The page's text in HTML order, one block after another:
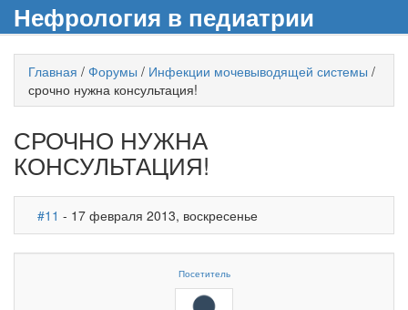
Нефрология в педиатрии
Главная / Форумы / Инфекции мочевыводящей системы /
срочно нужна консультация!
СРОЧНО НУЖНА
КОНСУЛЬТАЦИЯ!
#11 - 17 февраля 2013, воскресенье
Посетитель